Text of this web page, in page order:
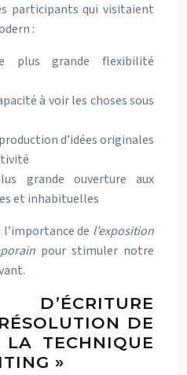
participants qui visitaient
:
plus grande flexibilité
à voir les choses sous
d’idées originales
grande ouverture aux
et inhabituelles
de l’exposition
pour stimuler notre
DE
LA TECHNIQUE
»